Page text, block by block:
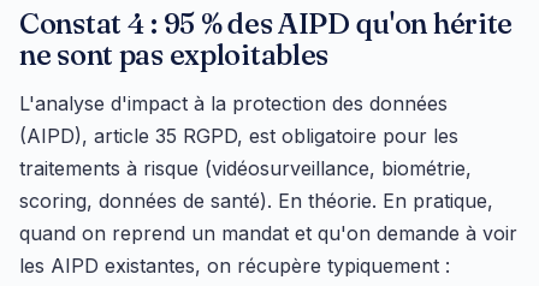
Constat 4 : 95 % des AIPD qu'on hérite
ne sont pas exploitables
L'analyse d'impact à la protection des données
(AIPD), article 35 RGPD, est obligatoire pour les
traitements à risque (vidéosurveillance, biométrie,
scoring, données de santé). En théorie. En pratique,
quand on reprend un mandat et qu'on demande à voir
les AIPD existantes, on récupère typiquement :